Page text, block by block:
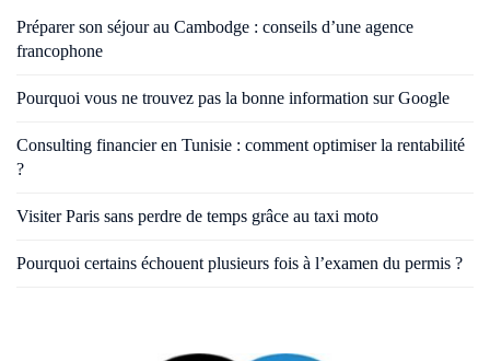
Préparer son séjour au Cambodge : conseils d’une agence
francophone
Pourquoi vous ne trouvez pas la bonne information sur Google
Consulting financier en Tunisie : comment optimiser la rentabilité
?
Visiter Paris sans perdre de temps grâce au taxi moto
Pourquoi certains échouent plusieurs fois à l’examen du permis ?